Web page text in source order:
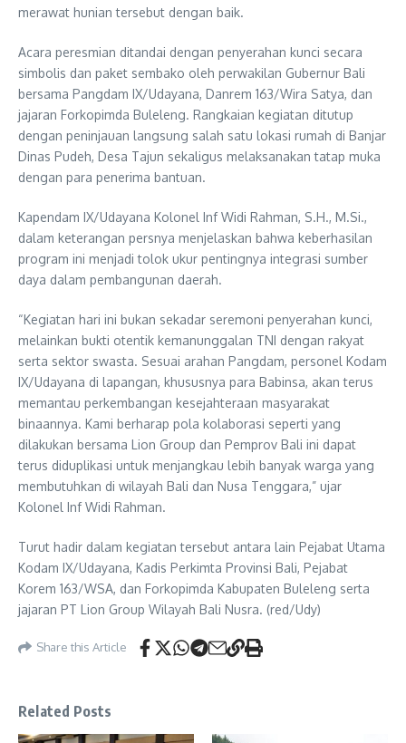
merawat hunian tersebut dengan baik.
Acara peresmian ditandai dengan penyerahan kunci secara
simbolis dan paket sembako oleh perwakilan Gubernur Bali
bersama Pangdam IX/Udayana, Danrem 163/Wira Satya, dan
jajaran Forkopimda Buleleng. Rangkaian kegiatan ditutup
dengan peninjauan langsung salah satu lokasi rumah di Banjar
Dinas Pudeh, Desa Tajun sekaligus melaksanakan tatap muka
dengan para penerima bantuan.
Kapendam IX/Udayana Kolonel Inf Widi Rahman, S.H., M.Si.,
dalam keterangan persnya menjelaskan bahwa keberhasilan
program ini menjadi tolok ukur pentingnya integrasi sumber
daya dalam pembangunan daerah.
“Kegiatan hari ini bukan sekadar seremoni penyerahan kunci,
melainkan bukti otentik kemanunggalan TNI dengan rakyat
serta sektor swasta. Sesuai arahan Pangdam, personel Kodam
IX/Udayana di lapangan, khususnya para Babinsa, akan terus
memantau perkembangan kesejahteraan masyarakat
binaannya. Kami berharap pola kolaborasi seperti yang
dilakukan bersama Lion Group dan Pemprov Bali ini dapat
terus diduplikasi untuk menjangkau lebih banyak warga yang
membutuhkan di wilayah Bali dan Nusa Tenggara,” ujar
Kolonel Inf Widi Rahman.
Turut hadir dalam kegiatan tersebut antara lain Pejabat Utama
Kodam IX/Udayana, Kadis Perkimta Provinsi Bali, Pejabat
Korem 163/WSA, dan Forkopimda Kabupaten Buleleng serta
jajaran PT Lion Group Wilayah Bali Nusra. (red/Udy)
Share this Article
Related Posts